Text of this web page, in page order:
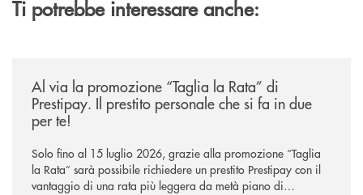
Ti potrebbe interessare anche:
Al via la promozione “Taglia la Rata” di
Prestipay. Il prestito personale che si fa in due
per te!
Solo fino al 15 luglio 2026, grazie alla promozione “Taglia
la Rata” sarà possibile richiedere un prestito Prestipay con il
vantaggio di una rata più leggera da metà piano di